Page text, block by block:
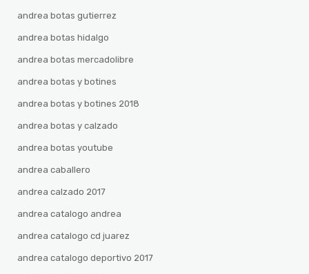
andrea botas gutierrez
andrea botas hidalgo
andrea botas mercadolibre
andrea botas y botines
andrea botas y botines 2018
andrea botas y calzado
andrea botas youtube
andrea caballero
andrea calzado 2017
andrea catalogo andrea
andrea catalogo cd juarez
andrea catalogo deportivo 2017